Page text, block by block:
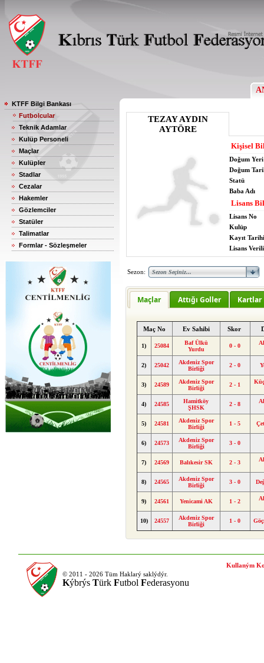
KTFF Bilgi Bankası
Futbolcular
Teknik Adamlar
Kulüp Personeli
Maçlar
Kulüpler
Stadlar
Cezalar
Hakemler
Gözlemciler
Statüler
Talimatlar
Formlar - Sözleşmeler
TEZAY AYDIN
AYTÖRE
Kişisel
Doğum Yeri
Doğum
Statü
Baba Adı
Lisans
Lisans No
Kulüp
Kayıt Tarihi
Lisans
Sezon:
Maçlar Attığı Goller Kartlar
Maç No Ev Sahibi Skor
1) 25084
Baf Ülkü
Yurdu
0 - 0
2) 25042
Akdeniz Spor
Birliği
2 - 0
3) 24589
Akdeniz Spor
Birliği
2 - 1
4) 24585
Hamitköy
ŞHSK
2 - 8
5) 24581
Akdeniz Spor
Birliği
1 - 5
6) 24573
Akdeniz Spor
Birliği
3 - 0
7) 24569 Balıkesir SK 2 - 3
8) 24565
Akdeniz Spor
Birliği
3 - 0
9) 24561 Yenicami AK 1 - 2
10) 24557
Akdeniz Spor
Birliği
1 - 0
© 2011 - 2026 Tüm Haklarý saklýdýr.
Kýbrýs Türk Futbol Federasyonu
Kullaným